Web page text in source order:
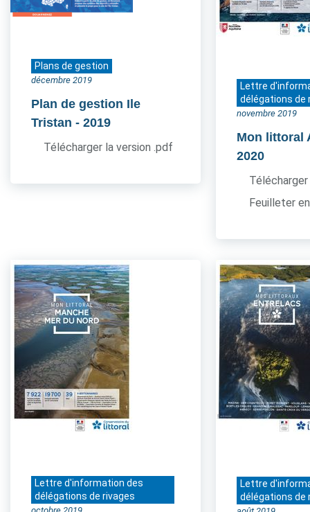
Plans de gestion
décembre 2019
Plan de gestion Ile
Tristan - 2019
Télécharger la version .pdf
Lettre
délégations de
novembre 2019
Mon littoral
2020
Feuilleter
Lettre d'information des
délégations de rivages
Lettre
délégations de